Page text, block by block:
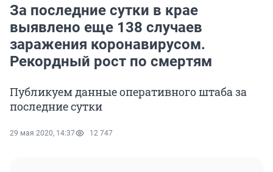
За последние сутки в крае
выявлено еще 138 случаев
заражения коронавирусом.
Рекордный рост по смертям
Публикуем данные оперативного штаба за
последние сутки
29 мая 2020, 14:37 12 747